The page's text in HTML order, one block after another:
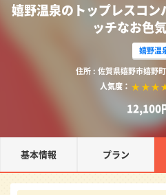
嬉野温泉のトップレスコ
ッチなお色
嬉野温
住所 : 佐賀県嬉野市嬉野
人気度：
12,100
基本情報 プラン